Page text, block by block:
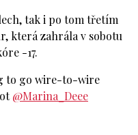
tak i po tom třetím
která zahrála v sobotu
-17.
to go wire-to-wire
@Marina_Deee